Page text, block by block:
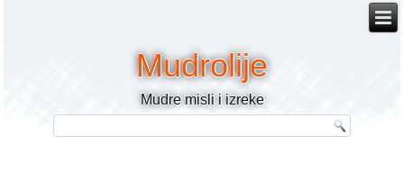
Mudrolije
Mudre misli i izreke